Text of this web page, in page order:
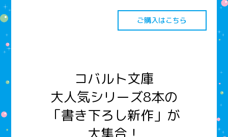
ご購入はこちら
コバルト文庫
大人気シリーズ8本の
「書き下ろし新作」が